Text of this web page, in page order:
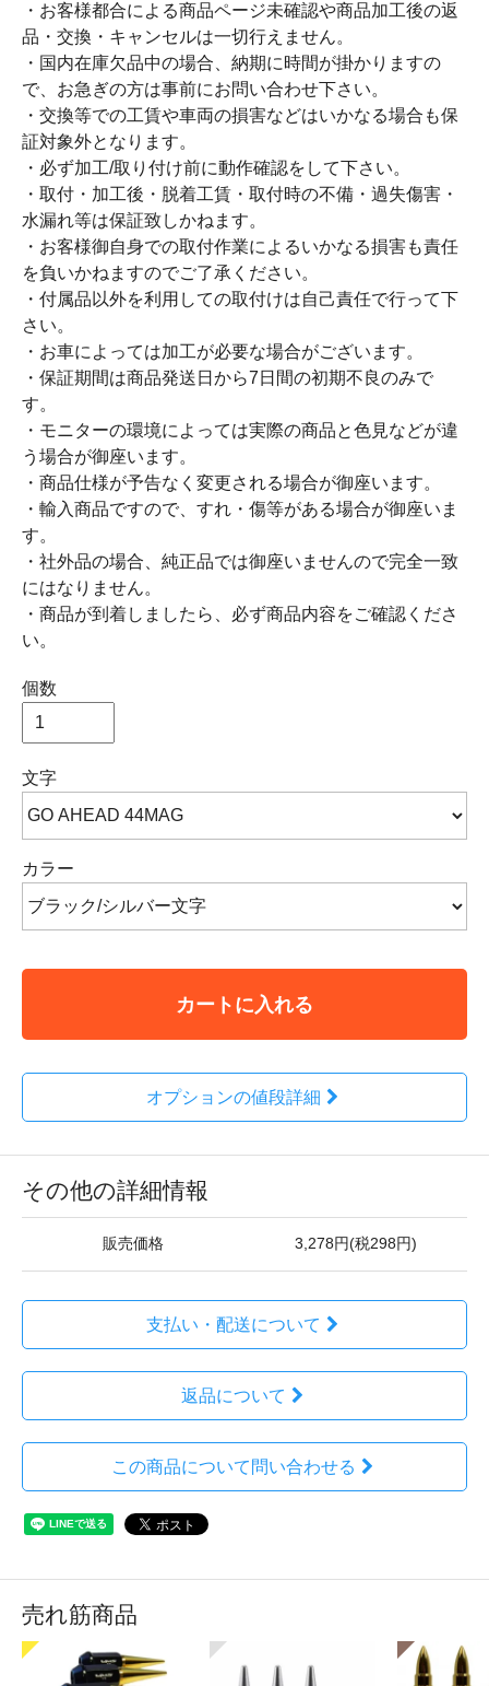
・お客様都合による商品ページ未確認や商品加工後の返
品・交換・キャンセルは一切行えません。
・国内在庫欠品中の場合、納期に時間が掛かりますの
で、お急ぎの方は事前にお問い合わせ下さい。
・交換等での工賃や車両の損害などはいかなる場合も保
証対象外となります。
・必ず加工/取り付け前に動作確認をして下さい。
・取付・加工後・脱着工賃・取付時の不備・過失傷害・
水漏れ等は保証致しかねます。
・お客様御自身での取付作業によるいかなる損害も責任
を負いかねますのでご了承ください。
・付属品以外を利用しての取付けは自己責任で行って下
さい。
・お車によっては加工が必要な場合がございます。
・保証期間は商品発送日から7日間の初期不良のみで
す。
・モニターの環境によっては実際の商品と色見などが違
う場合が御座います。
・商品仕様が予告なく変更される場合が御座います。
・輸入商品ですので、すれ・傷等がある場合が御座いま
す。
・社外品の場合、純正品では御座いませんので完全一致
にはなりません。
・商品が到着しましたら、必ず商品内容をご確認くださ
い。
個数
文字
カラー
カートに入れる
オプションの値段詳細
その他の詳細情報
販売価格 3,278円(税298円)
支払い・配送について
返品について
この商品について問い合わせる
売れ筋商品